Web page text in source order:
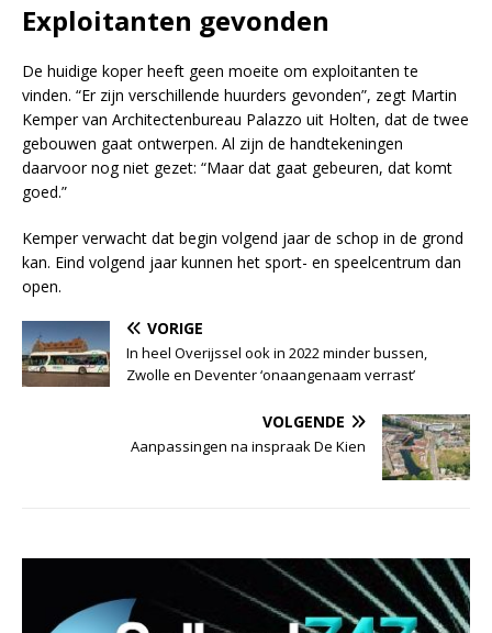
Exploitanten gevonden
De huidige koper heeft geen moeite om exploitanten te
vinden. “Er zijn verschillende huurders gevonden”, zegt Martin
Kemper van Architectenbureau Palazzo uit Holten, dat de twee
gebouwen gaat ontwerpen. Al zijn de handtekeningen
daarvoor nog niet gezet: “Maar dat gaat gebeuren, dat komt
goed.”
Kemper verwacht dat begin volgend jaar de schop in de grond
kan. Eind volgend jaar kunnen het sport- en speelcentrum dan
open.
VORIGE
In heel Overijssel ook in 2022 minder bussen,
Zwolle en Deventer ‘onaangenaam verrast’
VOLGENDE
Aanpassingen na inspraak De Kien